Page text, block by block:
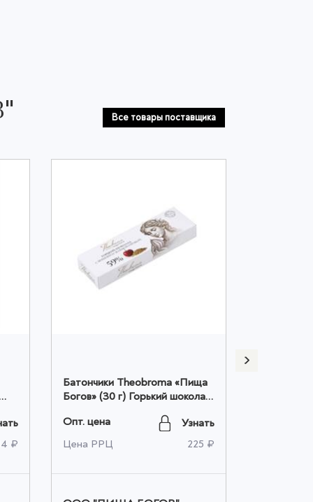
Все товары поставщика
₽
Батончики Theobroma «Пища
Богов» (30 г) Горький шоколад
вишней и зеленой гречкой
оптом
Опт. цена
Узнать
Цена РРЦ
225 ₽